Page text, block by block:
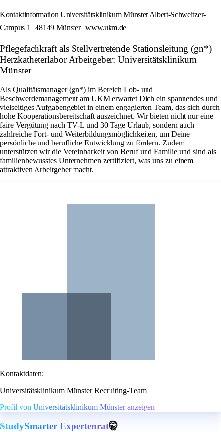
Kontaktinformation Universitätsklinikum Münster Albert-Schweitzer-
Campus 1 | 48149 Münster | www.ukm.de
Pflegefachkraft als Stellvertretende Stationsleitung (gn*)
Herzkatheterlabor Arbeitgeber: Universitätsklinikum
Münster
Als Qualitätsmanager (gn*) im Bereich Lob- und
Beschwerdemanagement am UKM erwartet Dich ein spannendes und
vielseitiges Aufgabengebiet in einem engagierten Team, das sich durch
hohe Kooperationsbereitschaft auszeichnet. Wir bieten nicht nur eine
faire Vergütung nach TV-L und 30 Tage Urlaub, sondern auch
zahlreiche Fort- und Weiterbildungsmöglichkeiten, um Deine
persönliche und berufliche Entwicklung zu fördern. Zudem
unterstützen wir die Vereinbarkeit von Beruf und Familie und sind als
familienbewusstes Unternehmen zertifiziert, was uns zu einem
attraktiven Arbeitgeber macht.
Kontaktdaten:
Universitätsklinikum Münster Recruiting-Team
Profil von Universitätsklinikum Münster anzeigen
StudySmarter Expertenrat🤫